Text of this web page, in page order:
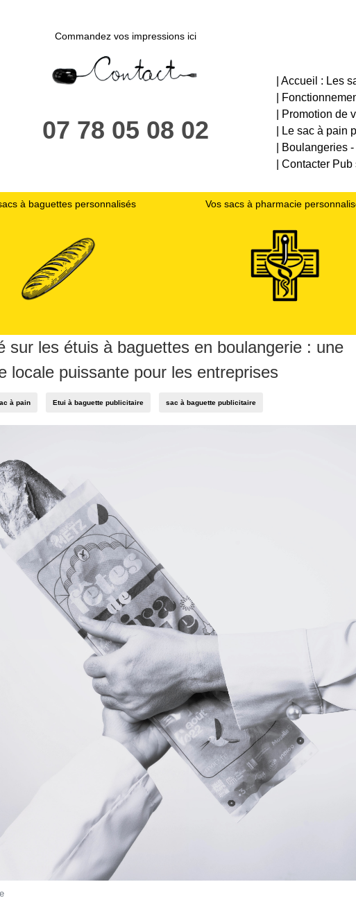
Commandez vos impressions ici
07 78 05 08 02
| Accueil : Les
|
| Promotion de
| Le sac à pain
| Boulangeries
| Contacter Pub
à baguettes personnalisés Vos sacs à pharmacie
sur les étuis à baguettes en boulangerie : une
locale puissante pour les entreprises
à pain Etui à baguette publicitaire sac à baguette publicitaire